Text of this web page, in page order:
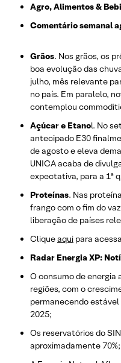
Agro, Alimentos &
Comentário semanal
Grãos. Nos grãos, os
boa evolução das
julho, mês relevante
no país. Em paralelo,
contemplou
Açúcar e Etanol. No
antecipado E30
de agosto e eleva
UNICA acaba de
expectativa, para a 1ª
Proteínas. Nas
frango com o fim do
liberação de países
Cliqueaqui para
Radar Energia XP:
O consumo de
regiões, com o
permanecendo estável
2025;
Os reservatórios do
aproximadamente 70%;